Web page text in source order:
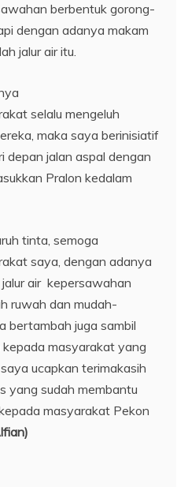
berbentuk gorong-
dengan adanya makam
jalur air itu.
selalu mengeluh
maka saya berinisiatif
depan jalan aspal dengan
Pralon kedalam
tinta, semoga
saya, dengan adanya
air kepersawahan
ruwah dan mudah-
bertambah juga sambil
masyarakat yang
ucapkan terimakasih
yang sudah membantu
masyarakat Pekon